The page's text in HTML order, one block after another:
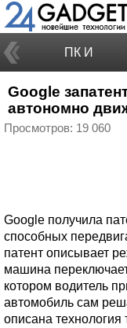
ПК И
НОУТБУКИ
Google
автономно
Просмотров: 19 060
Google получила
способных
патент описывает
машина
котором водитель
автомобиль сам
описана